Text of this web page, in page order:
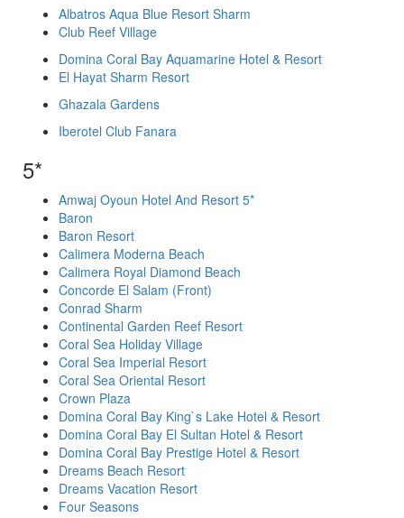
Albatros Aqua Blue Resort Sharm
Club Reef Village
Domina Coral Bay Aquamarine Hotel & Resort
El Hayat Sharm Resort
Ghazala Gardens
Iberotel Club Fanara
5*
Amwaj Oyoun Hotel And Resort 5*
Baron
Baron Resort
Calimera Moderna Beach
Calimera Royal Diamond Beach
Concorde El Salam (Front)
Conrad Sharm
Continental Garden Reef Resort
Coral Sea Holiday Village
Coral Sea Imperial Resort
Coral Sea Oriental Resort
Crown Plaza
Domina Coral Bay King`s Lake Hotel & Resort
Domina Coral Bay El Sultan Hotel & Resort
Domina Coral Bay Prestige Hotel & Resort
Dreams Beach Resort
Dreams Vacation Resort
Four Seasons